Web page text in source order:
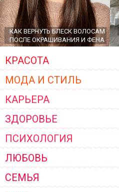
КАК ВЕРНУТЬ БЛЕСК ВОЛОСАМ
ПОСЛЕ ОКРАШИВАНИЯ И ФЕНА
ГЛАВНЫЕ ТРЕНДЫ ВЕРХНЕЙ
ЖЕНСКОЙ ОДЕЖДЫ 2026
КРАСОТА
МОДА И СТИЛЬ
КАРЬЕРА
ЗДОРОВЬЕ
ПСИХОЛОГИЯ
ЛЮБОВЬ
СЕМЬЯ